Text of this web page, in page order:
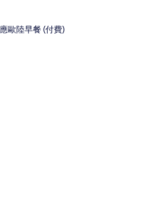
歐陸早餐 (付費)